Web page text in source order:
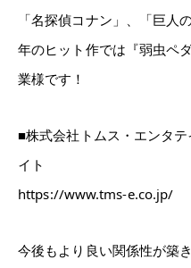
ホーム
事業内容
ギャラリー
「名探偵コナン」、「巨人
年のヒット作では『弱虫ペ
業様です！
■株式会社トムス・エンタ
イト
https://www.tms-e.co.jp/
今後もより良い関係性が築